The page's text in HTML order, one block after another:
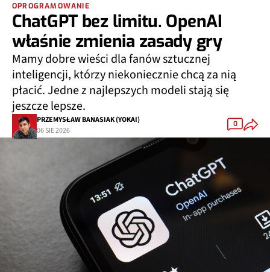
OPROGRAMOWANIE
ChatGPT bez limitu. OpenAI
właśnie zmienia zasady gry
Mamy dobre wieści dla fanów sztucznej
inteligencji, którzy niekoniecznie chcą za nią
płacić. Jedne z najlepszych modeli stają się
jeszcze lepsze.
PRZEMYSŁAW BANASIAK (YOKAI)
06 SIE 2026
0